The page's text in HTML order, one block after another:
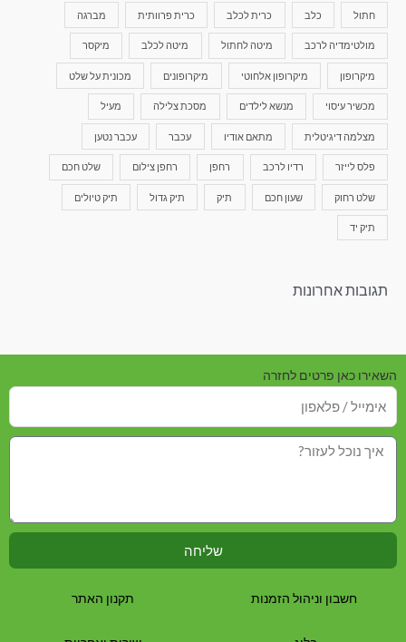
חתול כלב כרית לכלב כרית פרוותית מברגה
מולטימדיה לרכב מיטה לחתול מיטה לכלב מיקסר
מיקרופון מיקרופון אלחוטי מיקרופונים מכונית על שלט
מכשיר עיסוי מנשא לילדים מסכת צלילה מעיל
מצלמה דיגיטלית מתאם אודיו עכבר עכבר נטען
פלס לייזר רדיו לרכב רחפן רחפן צילום שלט חכם
שלט רחוק שעון חכם תיק תיק גדול תיק טיולים
תיק יד
תגובות אחרונות
השאירו כאן פרטים לחזרה
שליחה
חשבון וניהול הזמנות תקנון האתר